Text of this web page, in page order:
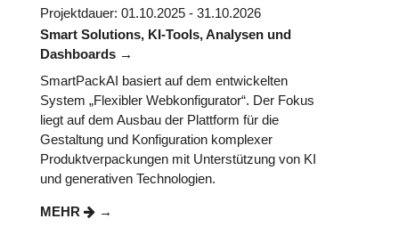
Projektdauer: 01.10.2025 - 31.10.2026
Smart Solutions, KI-Tools, Analysen und
Dashboards
SmartPackAI basiert auf dem entwickelten
System „Flexibler Webkonfigurator“. Der Fokus
liegt auf dem Ausbau der Plattform für die
Gestaltung und Konfiguration komplexer
Produktverpackungen mit Unterstützung von KI
und generativen Technologien.
MEHR